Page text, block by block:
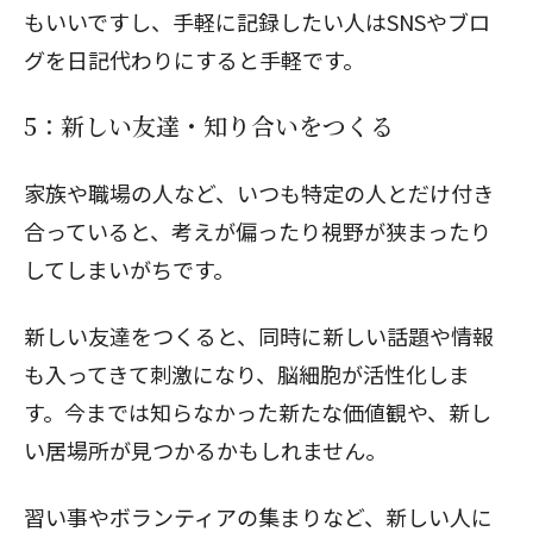
もいいですし、手軽に記録したい人はSNSやブロ
グを日記代わりにすると手軽です。
5：新しい友達・知り合いをつくる
家族や職場の人など、いつも特定の人とだけ付き
合っていると、考えが偏ったり視野が狭まったり
してしまいがちです。
新しい友達をつくると、同時に新しい話題や情報
も入ってきて刺激になり、脳細胞が活性化しま
す。今までは知らなかった新たな価値観や、新し
い居場所が見つかるかもしれません。
習い事やボランティアの集まりなど、新しい人に